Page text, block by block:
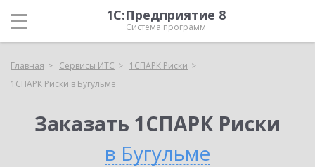
1С:Предприятие 8
Система программ
Главная Сервисы ИТС
1СПАРК Риски
1СПАРК Риски в Бугульме
Заказать 1СПАРК Риски
в Бугульме